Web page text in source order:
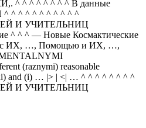
^ ^ ^ ^ ^ ^ ^ В данные
^ ^ ^ ^ ^ ^ ^ ^ ^
И УЧИТЕЛЬНИЦ
— Новые Космактические
с ИХ, …, Помощью и ИХ, …,
(raznymi) reasonable
and (i) … |> | <| … ^ ^ ^ ^ ^ ^ ^ ^
И УЧИТЕЛЬНИЦ